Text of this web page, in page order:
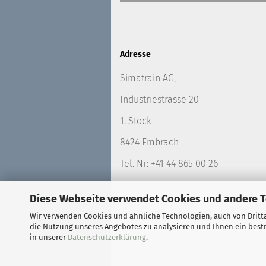
Diese Webseite verwendet Cookies und andere
Wir verwenden Cookies und ähnliche Technologien, auch von
die Nutzung unseres Angebotes zu analysieren und Ihnen ein
in unserer Datenschutzerklärung.
Adresse
Simatrain AG,
Industriestrasse 20
1. Stock
8424 Embrach
Tel. Nr: +41 44 865 00 26